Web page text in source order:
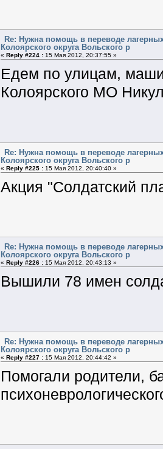
Re: Нужна помощь в переводе
Колоярского округа Вольского р
« Reply #224 :15 Мая 2012, 20:37:55 »
Едем по улицам,
Колоярского МО
Re: Нужна помощь в переводе
Колоярского округа Вольского р
« Reply #225 :15 Мая 2012, 20:40:40 »
Акция "Солдатский
Re: Нужна помощь в переводе
Колоярского округа Вольского р
« Reply #226 :15 Мая 2012, 20:43:13 »
Вышили 78 имен
Re: Нужна помощь в переводе
Колоярского округа Вольского р
« Reply #227 :15 Мая 2012, 20:44:42 »
Помогали родители,